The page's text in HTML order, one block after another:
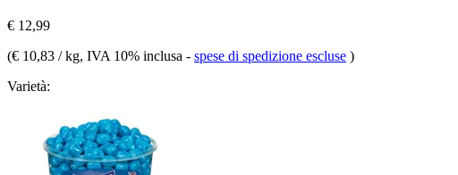
€ 12,99
(€ 10,83 / kg, IVA 10% inclusa - spese di spedizione escluse )
Varietà: